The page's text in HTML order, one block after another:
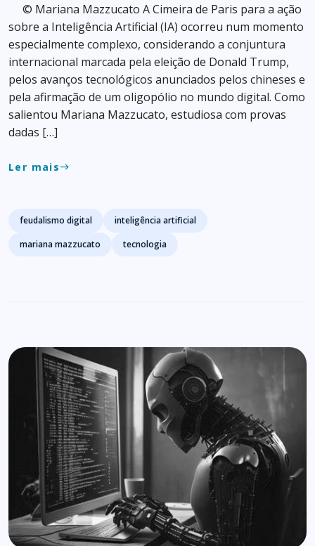
© Mariana Mazzucato A Cimeira de Paris para a ação
sobre a Inteligência Artificial (IA) ocorreu num momento
especialmente complexo, considerando a conjuntura
internacional marcada pela eleição de Donald Trump,
pelos avanços tecnológicos anunciados pelos chineses e
pela afirmação de um oligopólio no mundo digital. Como
salientou Mariana Mazzucato, estudiosa com provas
dadas […]
Ler maiseast
Tags
feudalismo digital
inteligência artificial
mariana mazzucato
tecnologia